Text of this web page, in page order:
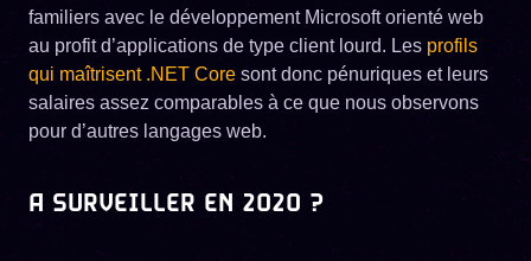
familiers avec le développement Microsoft orienté web
au profit d’applications de type client lourd. Les profils
qui maîtrisent .NET Core sont donc pénuriques et leurs
salaires assez comparables à ce que nous observons
pour d’autres langages web.
A SURVEILLER EN 2020 ?